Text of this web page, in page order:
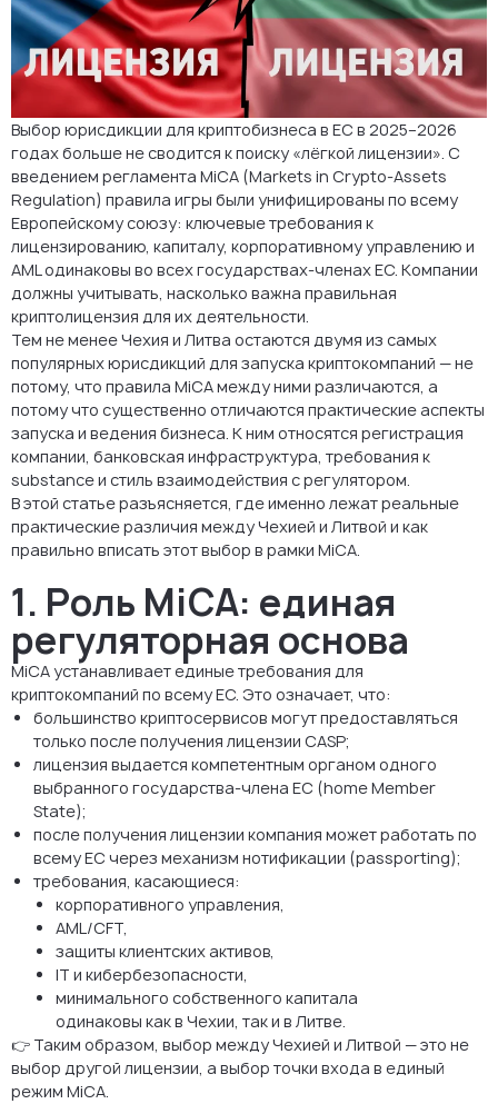
Заключение
Как помогает AMS
FAQ: Чехия vs. Литва для криптокомпаний
Выбор юрисдикции для криптобизнеса в ЕС в 2025–2026
годах больше не сводится к поиску «лёгкой лицензии». С
введением регламента MiCA (Markets in Crypto-Assets
Regulation) правила игры были унифицированы по всему
Европейскому союзу: ключевые требования к
лицензированию, капиталу, корпоративному управлению и
AML одинаковы во всех государствах-членах ЕС. Компании
должны учитывать, насколько важна правильная
криптолицензия для их деятельности.
Тем не менее Чехия и Литва остаются двумя из самых
популярных юрисдикций для запуска криптокомпаний — не
потому, что правила MiCA между ними различаются, а
потому что существенно отличаются практические аспекты
запуска и ведения бизнеса. К ним относятся регистрация
компании, банковская инфраструктура, требования к
substance и стиль взаимодействия с регулятором.
В этой статье разъясняется, где именно лежат реальные
практические различия между Чехией и Литвой и как
правильно вписать этот выбор в рамки MiCA.
1. Роль MiCA: единая
регуляторная основа
MiCA устанавливает единые требования для
криптокомпаний по всему ЕС. Это означает, что:
большинство криптосервисов могут предоставляться
только после получения лицензии CASP;
лицензия выдается компетентным органом одного
выбранного государства-члена ЕС (home Member
State);
после получения лицензии компания может работать по
всему ЕС через механизм нотификации (passporting);
требования, касающиеся:
корпоративного управления,
AML/CFT,
защиты клиентских активов,
IT и кибербезопасности,
минимального собственного капитала
одинаковы как в Чехии, так и в Литве.
👉 Таким образом, выбор между Чехией и Литвой — это не
выбор другой лицензии, а выбор точки входа в единый
режим MiCA.